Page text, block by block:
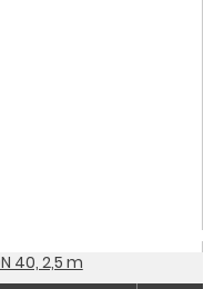
40, 2,5 m